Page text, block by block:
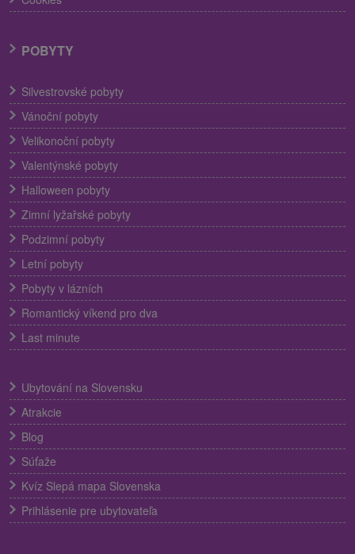
POBYTY
Silvestrovské pobyty
Vánoční pobyty
Velikonoční pobyty
Valentýnské pobyty
Halloween pobyty
Zimní lyžařské pobyty
Podzimní pobyty
Letní pobyty
Pobyty v lázních
Romantický víkend pro dva
Last minute
Ubytování na Slovensku
Atrakcie
Blog
Súťaže
Kvíz Slepá mapa Slovenska
Prihlásenie pre ubytovateľa